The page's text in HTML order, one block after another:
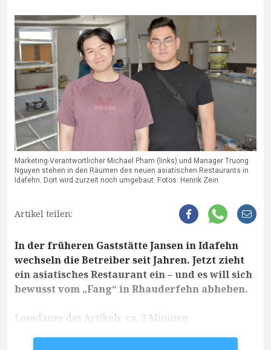
Marketing-Verantwortlicher Michael Pham (links) und Manager Truong
Nguyen stehen in den Räumen des neuen asiatischen Restaurants in
Idafehn. Dort wird zurzeit noch umgebaut. Fotos: Henrik Zein
Artikel teilen:
In der früheren Gaststätte Jansen in Idafehn
wechseln die Betreiber seit Jahren. Jetzt zieht
ein asiatisches Restaurant ein – und es will sich
bewusst vom „Fang“ in Rhauderfehn abheben.
Lesedauer des Artikels: ca. 3 Minuten